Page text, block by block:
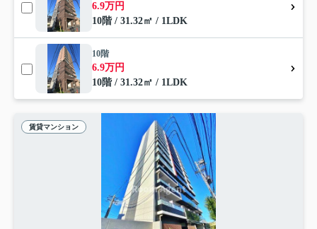
6.9万円
10階 / 31.32㎡ / 1LDK
10階
6.9万円
10階 / 31.32㎡ / 1LDK
賃貸マンション